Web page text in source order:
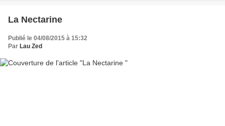
La Nectarine
Publié le 04/08/2015 à 15:32
Par Lau Zed